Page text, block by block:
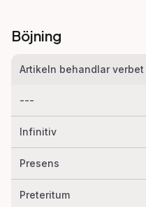
Böjning
Artikeln behandlar verbet
---
Infinitiv
Presens
Preteritum